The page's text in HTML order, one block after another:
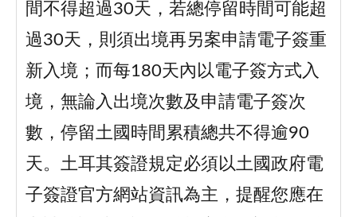
間不得超過30天，若總停留時間可能超
過30天，則須出境再另案申請電子簽重
新入境；而每180天內以電子簽方式入
境，無論入出境次數及申請電子簽次
數，停留土國時間累積總共不得逾90
天。土耳其簽證規定必須以土國政府電
子簽證官方網站資訊為主，提醒您應在